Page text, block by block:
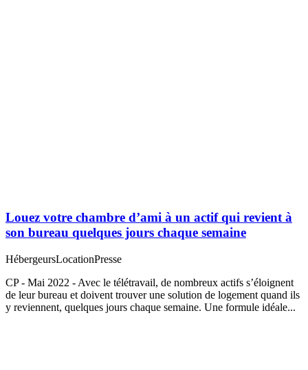
Louez votre chambre d’ami à un actif qui revient à
son bureau quelques jours chaque semaine
HébergeursLocationPresse
CP - Mai 2022 - Avec le télétravail, de nombreux actifs s’éloignent
de leur bureau et doivent trouver une solution de logement quand ils
y reviennent, quelques jours chaque semaine. Une formule idéale...